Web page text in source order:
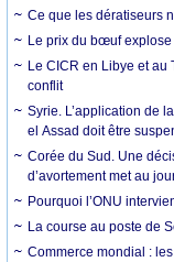
Ce que les dératiseurs
Le prix du bœuf
Le CICR en Libye et au
conflit
Syrie. L’application de
el Assad doit être
Corée du Sud. Une
d’avortement met au
Pourquoi l’ONU
La course au poste de
Commerce mondial :